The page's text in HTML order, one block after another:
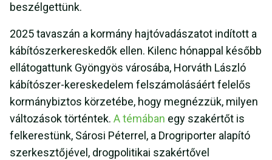
beszélgettünk.
2025 tavaszán a kormány hajtóvadászatot indított a
kábítószerkereskedők ellen. Kilenc hónappal később
ellátogattunk Gyöngyös városába, Horváth László
kábítószer-kereskedelem felszámolásáért felelős
kormánybiztos körzetébe, hogy megnézzük, milyen
változások történtek. A témában egy szakértőt is
felkerestünk, Sárosi Péterrel, a Drogriporter alapító
szerkesztőjével, drogpolitikai szakértővel